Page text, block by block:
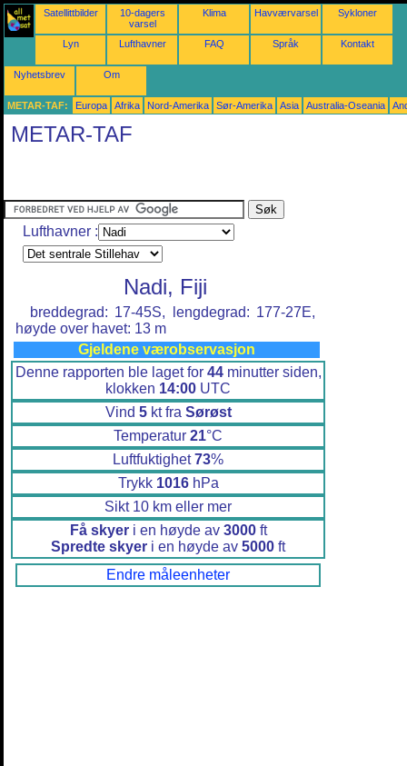
Satellittbilder
10-dagers
varsel
Klima Havværvarsel Sykloner
Lyn Lufthavner FAQ Språk Kontakt
Nyhetsbrev Om
METAR-TAF: Europa Afrika Nord-Amerika Sør-Amerika Asia Australia-Oseania
METAR-TAF
Lufthavner :
Nadi, Fiji
breddegrad: 17-45S, lengdegrad: 177-27E,
høyde over havet: 13 m
Gjeldene værobservasjon
Denne rapporten ble laget for 44minutter siden,
klokken 14:00 UTC
Vind 5kt fra Sørøst
Temperatur 21°C
Luftfuktighet73%
Trykk 1016hPa
Sikt 10 km eller mer
Få skyeri en høyde av 3000ft
Spredte skyer i en høyde av 5000 ft
Endre måleenheter